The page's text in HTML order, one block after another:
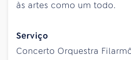
às artes como um todo.
Serviço
Concerto Orquestra